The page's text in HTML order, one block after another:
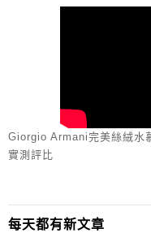
Giorgio Armani完美絲絨水
實測評比
每天都有新文章